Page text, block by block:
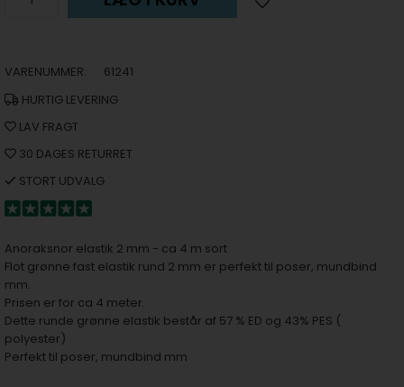
VARENUMMER:
61241
HURTIG LEVERING
LAV FRAGT
30 DAGES RETURRET
STORT UDVALG
Anoraksnor elastik 2 mm - ca 4 m sort
Flot grønne fast elastik rund 2 mm er perfekt til poser, mundbind
mm.
Prisen er for ca 4 meter.
Dette runde grønne elastik består af 57 % ED og 43% PES (
polyester)
Perfekt til poser, mundbind mm